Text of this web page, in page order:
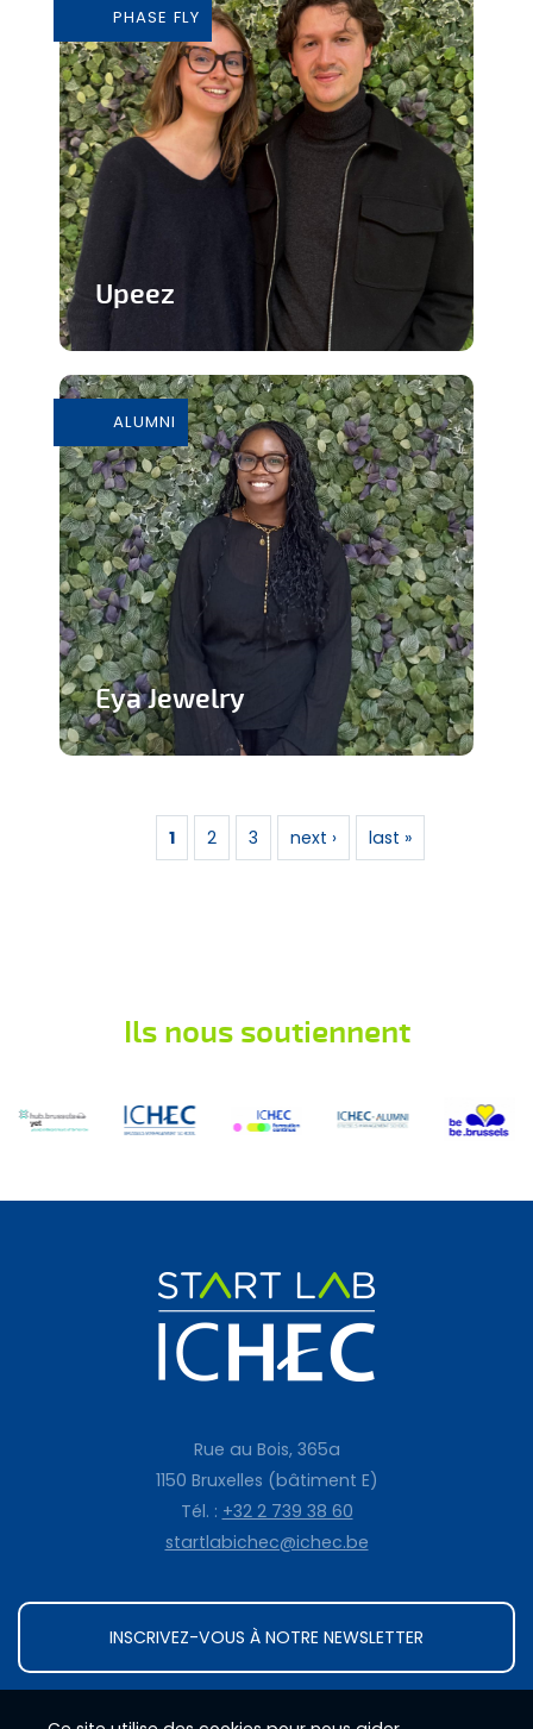
En savoir plus
PHASE FLY
Upeez
grillons
En savoir plus
ALUMNI
Eya Jewelry
En savoir plus
1 2 3 next › last »
Ils nous soutiennent
Rue au Bois, 365a
1150 Bruxelles (bâtiment E)
Tél. : +32 2 739 38 60
startlabichec@ichec.be
INSCRIVEZ-VOUS À NOTRE NEWSLETTER